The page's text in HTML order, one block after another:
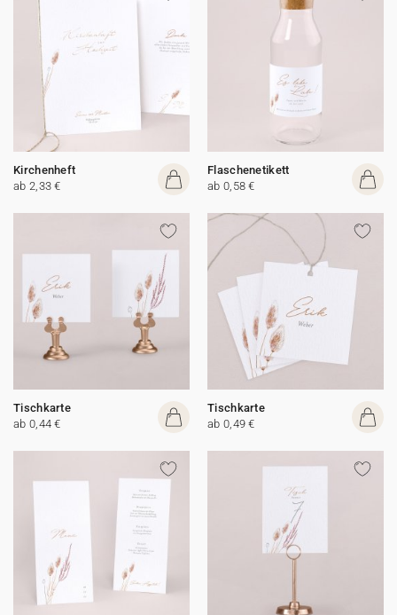
Kirchenheft
ab 2,33 €
Flaschenetikett
ab 0,58 €
Tischkarte
ab 0,44 €
Tischkarte
ab 0,49 €